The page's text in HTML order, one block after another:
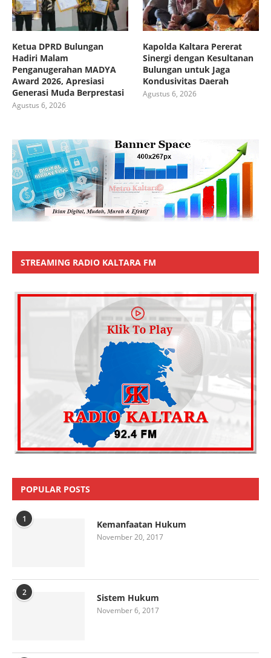
Ketua DPRD Bulungan
Hadiri Malam
Penganugerahan MADYA
Award 2026, Apresiasi
Generasi Muda Berprestasi
Agustus 6, 2026
Kapolda Kaltara Pererat
Sinergi dengan Kesultanan
Bulungan untuk Jaga
Kondusivitas Daerah
Agustus 6, 2026
STREAMING RADIO KALTARA FM
POPULAR POSTS
1 Kemanfaatan Hukum
November 20, 2017
2 Sistem Hukum
November 6, 2017